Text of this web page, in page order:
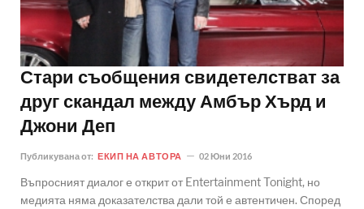
Стари съобщения свидетелстват за
друг скандал между Амбър Хърд и
Джони Деп
Публикувана от: ЕКИП НА АВТОРА 02 Юни 2016
Въпросният диалог е открит от Entertainment Tonight, но
медията няма доказателства дали той е автентичен. Според